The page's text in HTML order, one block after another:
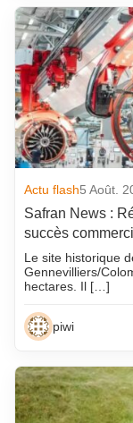
Actu flash5 Août.
Safran News :
succès
Le site historique
Gennevilliers/
hectares. Il […]
piwi